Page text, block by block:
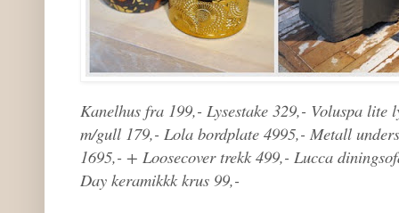
Kanelhus fra 199,- Lysestake 329,- Voluspa lite
m/gull 179,- Lola bordplate 4995,- Metall
1695,- + Loosecover trekk 499,- Lucca
Day keramikkk krus 99,-